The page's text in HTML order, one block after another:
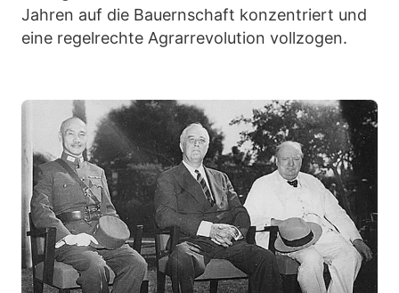
Jahren auf die Bauernschaft konzentriert und
eine regelrechte Agrarrevolution vollzogen.